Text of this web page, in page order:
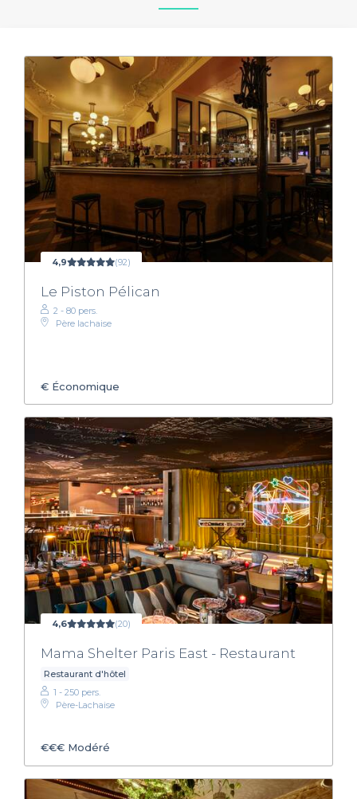
4,9 (92)
Le Piston Pélican
2 - 80 pers.
Père lachaise
€ Économique
4,6 (20)
Mama Shelter Paris East - Restaurant
Restaurant d'hôtel
1 - 250 pers.
Père-Lachaise
€€€ Modéré